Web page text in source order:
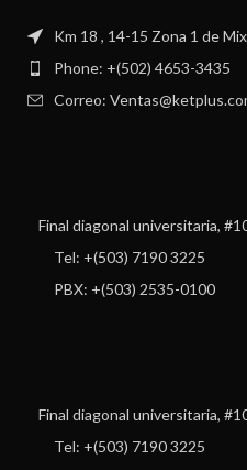
Km 18 , 14-15 Zona 1 de
Phone: +(502) 4653-3435
Correo:
Final diagonal universitaria,
Tel: +(503) 7190 3225
PBX: +(503) 2535-0100
Final diagonal universitaria,
Tel: +(503) 7190 3225